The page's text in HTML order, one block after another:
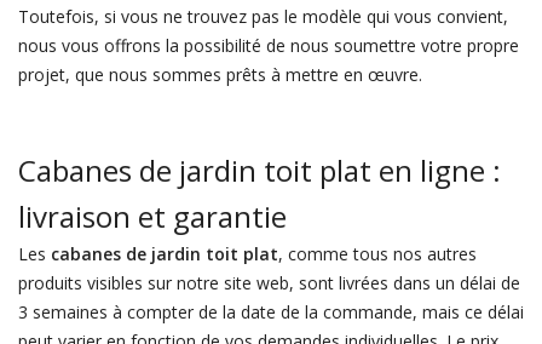
Toutefois, si vous ne trouvez pas le modèle qui vous convient,
nous vous offrons la possibilité de nous soumettre votre propre
projet, que nous sommes prêts à mettre en œuvre.
Cabanes de jardin toit plat en ligne :
livraison et garantie
Les cabanes de jardin toit plat, comme tous nos autres
produits visibles sur notre site web, sont livrées dans un délai de
3 semaines à compter de la date de la commande, mais ce délai